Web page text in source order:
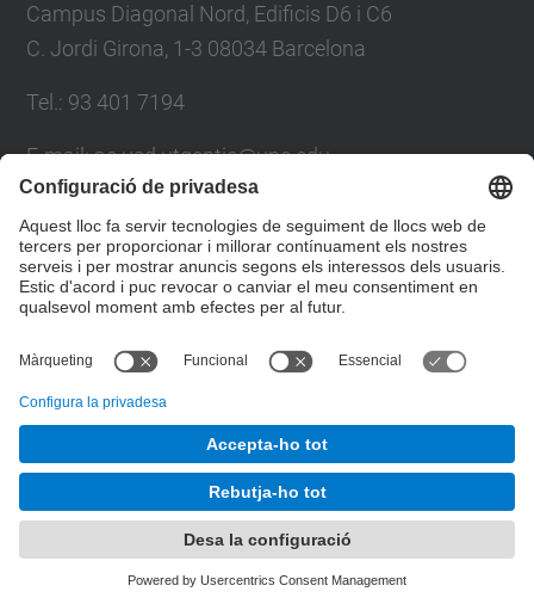
Campus Diagonal Nord, Edificis D6 i C6
C. Jordi Girona, 1-3 08034 Barcelona
Tel.: 93 401 7194
E-mail: ac.usd.utgcntic@upc.edu
Formulari de contacte
© UPCDepartament d'Arquitectura de Computadors. C.
Jordi Girona, 1-3. 08034 Barcelona - email:
ac.usd.utgcntic@upc.edu
Desenvolupat amb